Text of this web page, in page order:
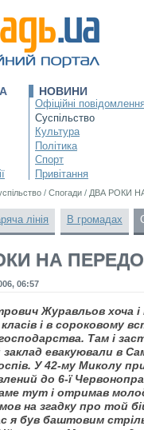
НОВИНИ
Офіційні
Суспільство
Культура
Політика
Спорт
Привітання
/ Спогади / ДВА РОКИ
лінія В громадах
НА
06:57
Журавльов хоча і
класів і в сороковому
Там і
заклад евакуювали в
У 42-му Миколу
до 6-ї
тут і отримав
на згадку про той
я був баштовим